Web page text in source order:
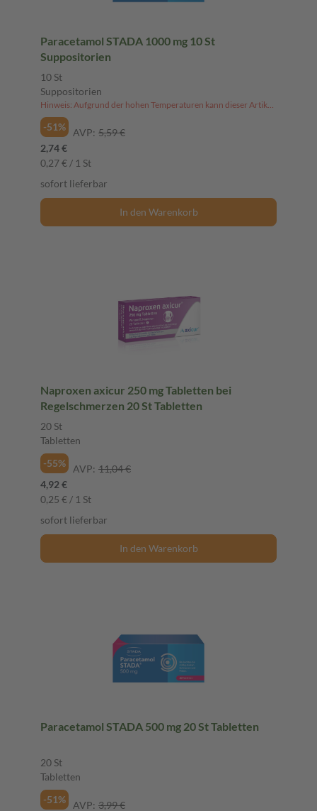
Paracetamol STADA 1000 mg 10 St
Suppositorien
10 St
Suppositorien
-51% AVP: 5,59 €
2,74 €
0,27 € / 1 St
sofort lieferbar
In den Warenkorb
Naproxen axicur 250 mg Tabletten bei
Regelschmerzen 20 St Tabletten
20 St
Tabletten
-55%
AVP: 11,04 €
4,92 €
0,25 € / 1 St
sofort lieferbar
In den Warenkorb
Paracetamol STADA 500 mg 20 St Tabletten
20 St
Tabletten
-51%
AVP: 3,99 €